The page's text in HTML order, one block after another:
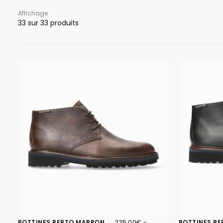
Affichage
33 sur 33 produits